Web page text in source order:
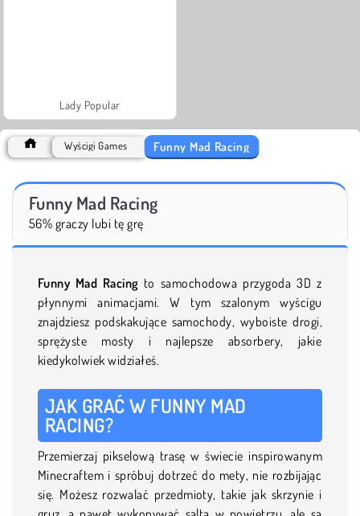
Lady Popular
Wyścigi Games Funny Mad Racing
Funny Mad Racing
56% graczy lubi tę grę
Funny Mad Racingto samochodowa przygoda 3D z
płynnymi animacjami. W tym szalonym wyścigu
znajdziesz podskakujące samochody, wyboiste drogi,
sprężyste mosty i najlepsze absorbery, jakie
kiedykolwiek widziałeś.
JAK GRAĆ W FUNNY MAD
RACING?
Przemierzaj pikselową trasę w świecie inspirowanym
Minecraftem i spróbuj dotrzeć do mety, nie rozbijając
się. Możesz rozwalać przedmioty, takie jak skrzynie i